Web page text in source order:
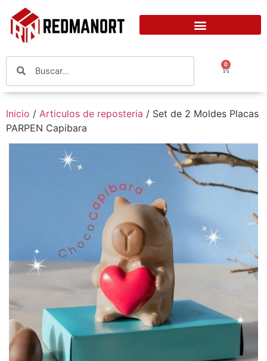
0
Inicio / Articulos de reposteria / Set de 2 Moldes Placas
PARPEN Capibara